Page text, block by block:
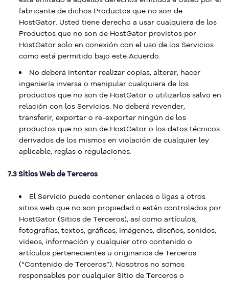
fabricante de dichos Productos que no son de
HostGator. Usted tiene derecho a usar cualquiera de los
Productos que no son de HostGator provistos por
HostGator solo en conexión con el uso de los Servicios
como está permitido bajo este Acuerdo.
No deberá intentar realizar copias, alterar, hacer
ingeniería inversa o manipular cualquiera de los
productos que no son de HostGator o utilizarlos salvo en
relación con los Servicios. No deberá revender,
transferir, exportar o re-exportar ningún de los
productos que no son de HostGator o los datos técnicos
derivados de los mismos en violación de cualquier ley
aplicable, reglas o regulaciones.
7.3 Sitios Web de Terceros
El Servicio puede contener enlaces o ligas a otros
sitios web que no son propiedad o están controlados por
HostGator (Sitios de Terceros), así como artículos,
fotografías, textos, gráficas, imágenes, diseños, sonidos,
videos, información y cualquier otro contenido o
artículos pertenecientes u originarios de Terceros
(“Contenido de Terceros”). Nosotros no somos
responsables por cualquier Sitio de Terceros o